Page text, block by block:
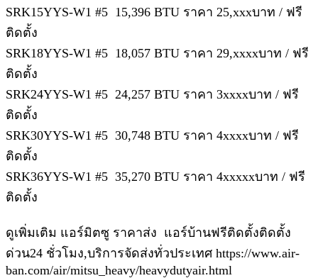
SRK15YYS-W1 #5 15,396 BTU ราคา 25,xxxบาท / ฟรี
ติดตั้ง
SRK18YYS-W1 #5 18,057 BTU ราคา 29,xxxxบาท / ฟรี
ติดตั้ง
SRK24YYS-W1 #5 24,257 BTU ราคา 3xxxxบาท / ฟรี
ติดตั้ง
SRK30YYS-W1 #5 30,748 BTU ราคา 4xxxxบาท / ฟรี
ติดตั้ง
SRK36YYS-W1 #5 35,270 BTU ราคา 4xxxxxบาท / ฟรี
ติดตั้ง
ดูเพิ่มเติม แอร์มิตซู ราคาส่ง แอร์บ้านฟรีติดตั้งติดตั้ง
ด่วน24 ชั่วโมง,บริการจัดส่งทั่วประเทศ https://www.air-
ban.com/air/mitsu_heavy/heavydutyair.html